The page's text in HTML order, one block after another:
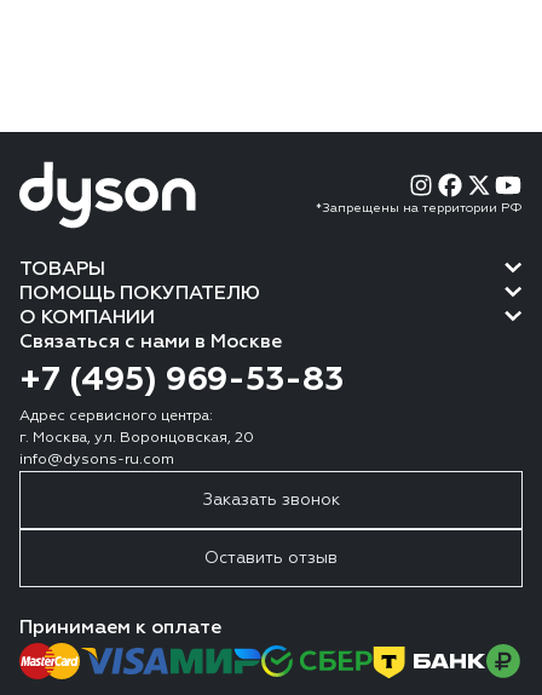
*Запрещены на территории РФ
ТОВАРЫ
ПОМОЩЬ ПОКУПАТЕЛЮ
О КОМПАНИИ
Связаться с нами в Москве
+7 (495) 969-53-83
Адрес сервисного центра:
г. Москва, ул. Воронцовская, 20
info@dysons-ru.com
Заказать звонок
Оставить отзыв
Принимаем к оплате